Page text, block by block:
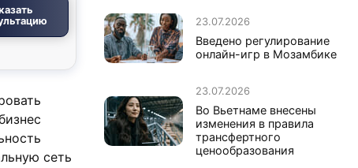
сеть
23.07.2026
Введено регулирование
онлайн-игр в Мозамбике
23.07.2026
Во Вьетнаме внесены
изменения в правила
трансфертного
ценообразования